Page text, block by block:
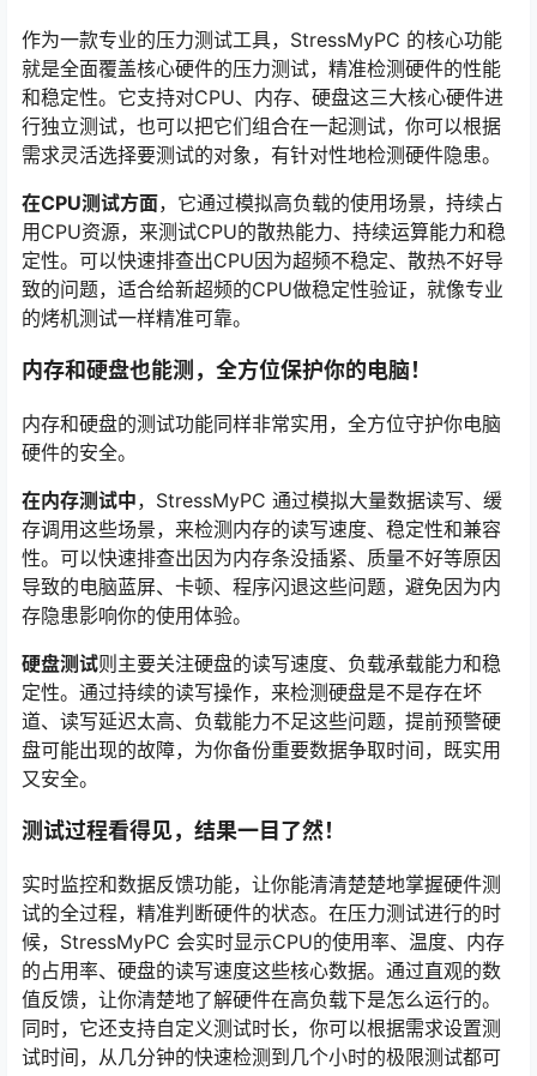
作为一款专业的压力测试工具，StressMyPC 的核心功能
就是全面覆盖核心硬件的压力测试，精准检测硬件的性能
和稳定性。它支持对CPU、内存、硬盘这三大核心硬件进
行独立测试，也可以把它们组合在一起测试，你可以根据
需求灵活选择要测试的对象，有针对性地检测硬件隐患。
在CPU测试方面，它通过模拟高负载的使用场景，持续占
用CPU资源，来测试CPU的散热能力、持续运算能力和稳
定性。可以快速排查出CPU因为超频不稳定、散热不好导
致的问题，适合给新超频的CPU做稳定性验证，就像专业
的烤机测试一样精准可靠。
内存和硬盘也能测，全方位保护你的电脑！
内存和硬盘的测试功能同样非常实用，全方位守护你电脑
硬件的安全。
在内存测试中，StressMyPC 通过模拟大量数据读写、缓
存调用这些场景，来检测内存的读写速度、稳定性和兼容
性。可以快速排查出因为内存条没插紧、质量不好等原因
导致的电脑蓝屏、卡顿、程序闪退这些问题，避免因为内
存隐患影响你的使用体验。
硬盘测试则主要关注硬盘的读写速度、负载承载能力和稳
定性。通过持续的读写操作，来检测硬盘是不是存在坏
道、读写延迟太高、负载能力不足这些问题，提前预警硬
盘可能出现的故障，为你备份重要数据争取时间，既实用
又安全。
测试过程看得见，结果一目了然！
实时监控和数据反馈功能，让你能清清楚楚地掌握硬件测
试的全过程，精准判断硬件的状态。在压力测试进行的时
候，StressMyPC 会实时显示CPU的使用率、温度、内存
的占用率、硬盘的读写速度这些核心数据。通过直观的数
值反馈，让你清楚地了解硬件在高负载下是怎么运行的。
同时，它还支持自定义测试时长，你可以根据需求设置测
试时间，从几分钟的快速检测到几个小时的极限测试都可